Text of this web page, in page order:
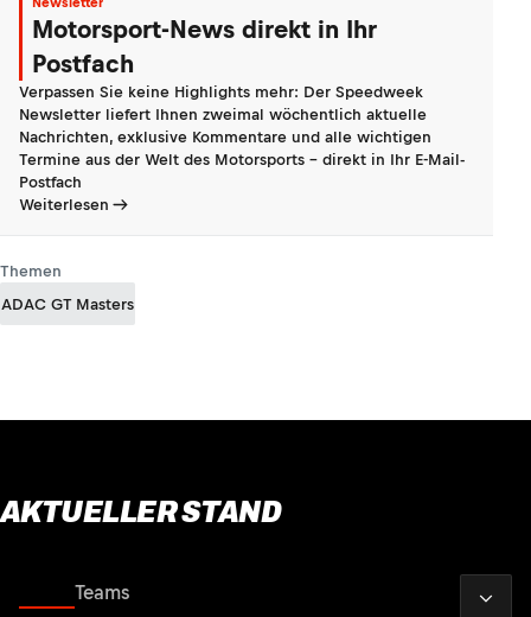
Motorsport-News direkt in Ihr
Postfach
Verpassen Sie keine Highlights mehr: Der Speedweek
Newsletter liefert Ihnen zweimal wöchentlich aktuelle
Nachrichten, exklusive Kommentare und alle wichtigen
Termine aus der Welt des Motorsports - direkt in Ihr E-Mail-
Postfach
Weiterlesen
Themen
ADAC GT Masters
AKTUELLER STAND
Teams